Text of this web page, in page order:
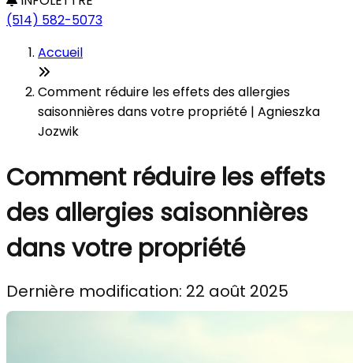
(514) 582-5073
Accueil
Comment réduire les effets des allergies
saisonnières dans votre propriété | Agnieszka
Jozwik
Comment réduire les effets
des allergies saisonnières
dans votre propriété
Dernière modification: 22 août 2025